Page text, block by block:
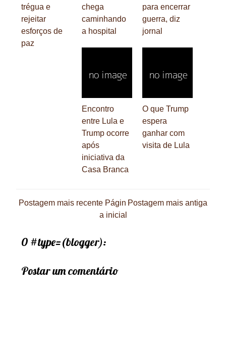
trégua e
rejeitar
esforços de
paz
chega
caminhando
a hospital
para encerrar
guerra, diz
jornal
Encontro
entre Lula e
Trump ocorre
após
iniciativa da
Casa Branca
O que Trump
espera
ganhar com
visita de Lula
Postagem mais recente Postagem mais antiga
Págin
a inicial
0 #type=(blogger):
Postar um comentário